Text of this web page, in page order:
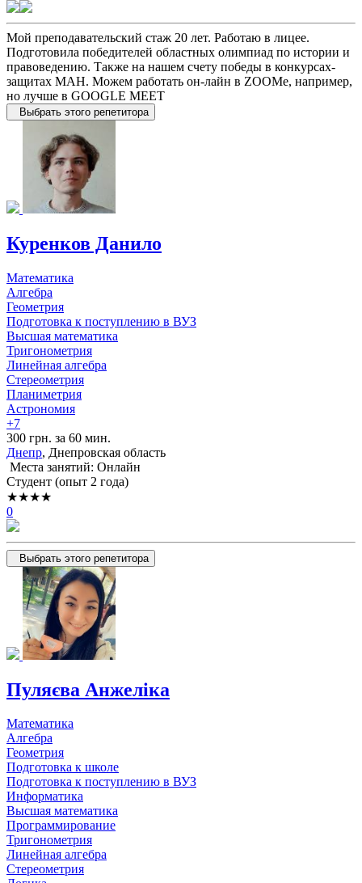
Мой преподавательский стаж 20 лет. Работаю в лицее.
Подготовила победителей областных олимпиад по истории и
правоведению. Также на нашем счету победы в конкурсах-
защитах МАН. Можем работать он-лайн в ZOOMе, например,
но лучше в GOOGLE MEET
Выбрать этого репетитора
Куренков Данило
Математика
Алгебра
Геометрия
Подготовка к поступлению в ВУЗ
Высшая математика
Тригонометрия
Линейная алгебра
Стереометрия
Планиметрия
Астрономия
+7
300 грн. за 60 мин.
Днепр, Днепровская область
Места занятий: Онлайн
Cтудент (опыт 2 года)
★★★★
0
Выбрать этого репетитора
Пуляєва Анжеліка
Математика
Алгебра
Геометрия
Подготовка к школе
Подготовка к поступлению в ВУЗ
Информатика
Высшая математика
Программирование
Тригонометрия
Линейная алгебра
Стереометрия